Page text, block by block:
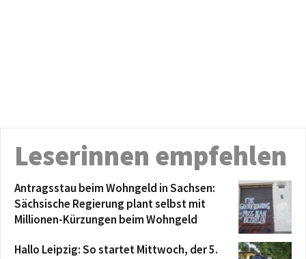
Leserinnen empfehlen
Antragsstau beim Wohngeld in Sachsen:
Sächsische Regierung plant selbst mit
Millionen-Kürzungen beim Wohngeld
Hallo Leipzig: So startet Mittwoch, der 5.